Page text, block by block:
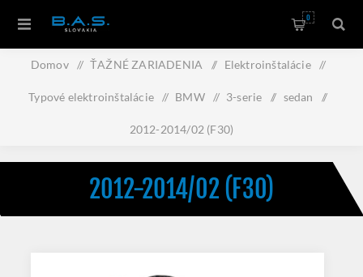
0
Domov / ŤAŽNÉ ZARIADENIA / Elektroinštalácie /
Typové elektroinštalácie / BMW / 3-serie / sedan /
2012-2014/02 (F30)
2012-2014/02 (F30)